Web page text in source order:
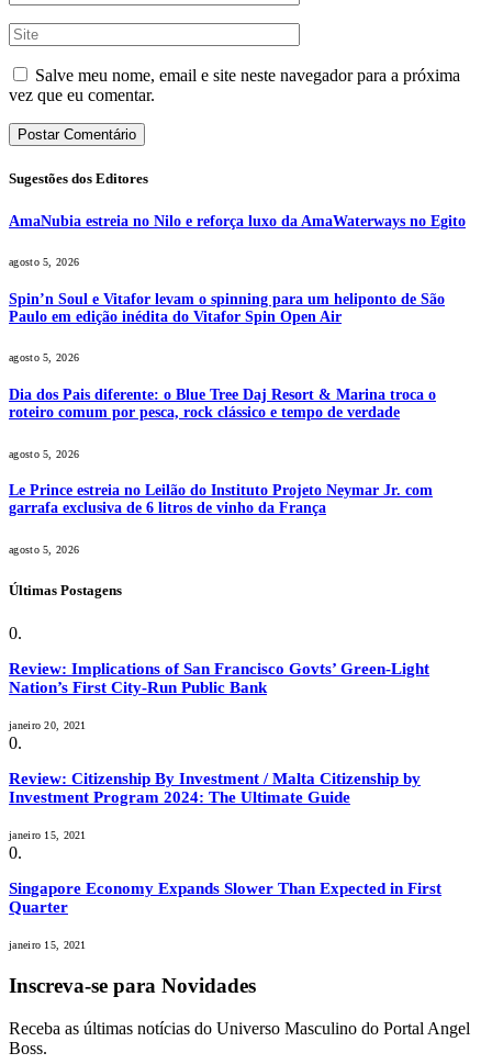
Salve meu nome, email e site neste navegador para a próxima
vez que eu comentar.
Sugestões dos Editores
AmaNubia estreia no Nilo e reforça luxo da AmaWaterways no Egito
agosto 5, 2026
Spin’n Soul e Vitafor levam o spinning para um heliponto de São
Paulo em edição inédita do Vitafor Spin Open Air
agosto 5, 2026
Dia dos Pais diferente: o Blue Tree Daj Resort & Marina troca o
roteiro comum por pesca, rock clássico e tempo de verdade
agosto 5, 2026
Le Prince estreia no Leilão do Instituto Projeto Neymar Jr. com
garrafa exclusiva de 6 litros de vinho da França
agosto 5, 2026
Últimas Postagens
Review: Implications of San Francisco Govts’ Green-Light
Nation’s First City-Run Public Bank
janeiro 20, 2021
Review: Citizenship By Investment / Malta Citizenship by
Investment Program 2024: The Ultimate Guide
janeiro 15, 2021
Singapore Economy Expands Slower Than Expected in First
Quarter
janeiro 15, 2021
Inscreva-se para Novidades
Receba as últimas notícias do Universo Masculino do Portal Angel
Boss.